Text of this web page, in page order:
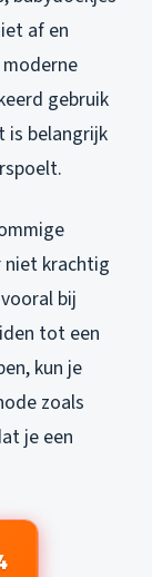
af en
gebruik
is belangrijk
krachtig
bij
tot een
kun je
zoals
je een